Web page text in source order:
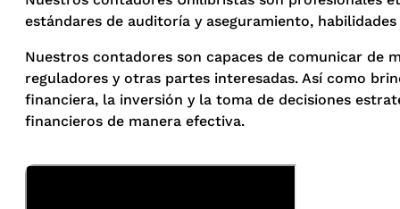
estándares de auditoría y aseguramiento,
Nuestros contadores son capaces de comunicar de
reguladores y otras partes interesadas. Así como
financiera, la inversión y la toma de decisiones
financieros de manera efectiva.